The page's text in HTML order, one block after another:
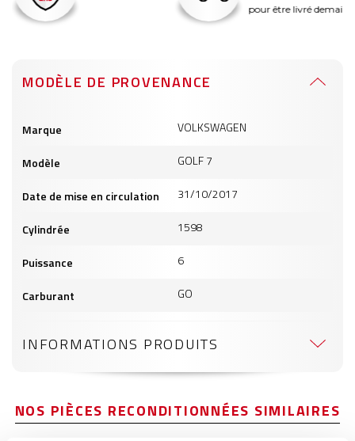
pour être livré demain !
MODÈLE DE PROVENANCE
produits
Marque VOLKSWAGEN
Modèle GOLF 7
Date de mise en circulation 31/10/2017
Cylindrée 1598
Puissance 6
Carburant GO
INFORMATIONS PRODUITS
NOS PIÈCES RECONDITIONNÉES SIMILAIRES